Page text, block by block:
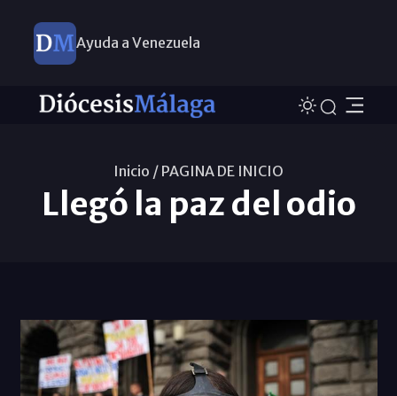
Ayuda a Venezuela
Inicio / PAGINA DE INICIO
Llegó la paz del odio